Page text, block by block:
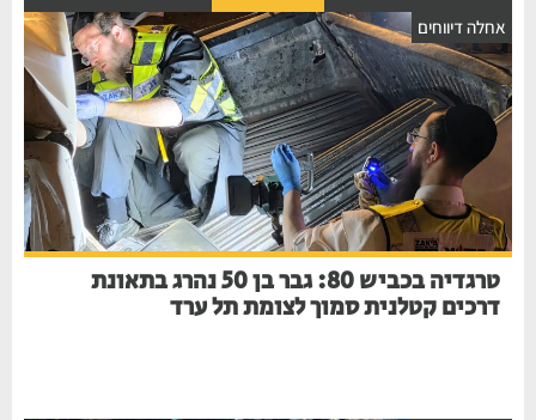
אחלה דיווחים
טרגדיה בכביש 80: גבר בן 50 נהרג בתאונת
דרכים קטלנית סמוך לצומת תל ערד